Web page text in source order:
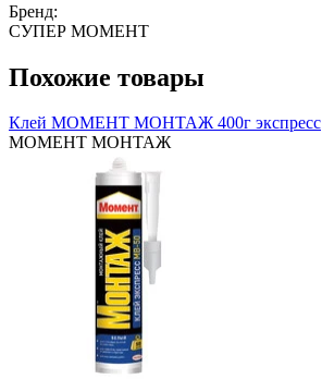
Бренд:
СУПЕР МОМЕНТ
Похожие товары
Клей МОМЕНТ МОНТАЖ 400г экспресс
МОМЕНТ МОНТАЖ